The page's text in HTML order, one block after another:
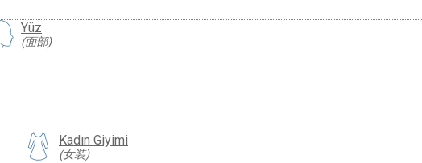
Yüz
(面部)
Kadın Giyimi
(女装)